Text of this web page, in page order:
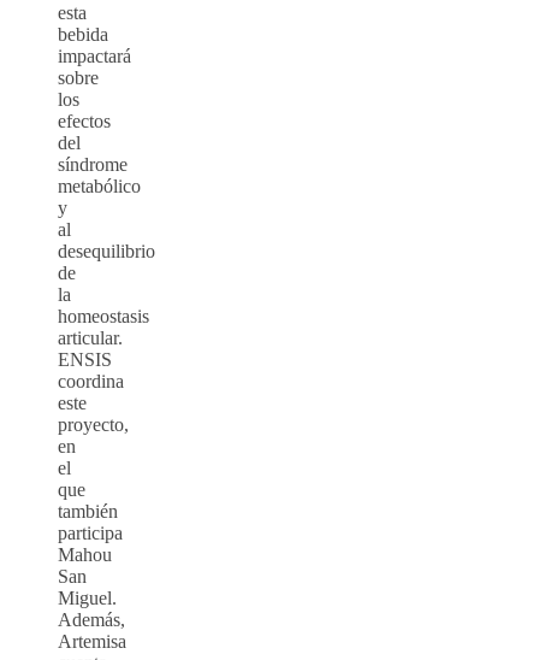
esta
bebida
impactará
sobre
los
efectos
del
síndrome
metabólico
y
al
desequilibrio
de
la
homeostasis
articular.
ENSIS
coordina
este
proyecto,
en
el
que
también
participa
Mahou
San
Miguel.
Además,
Artemisa